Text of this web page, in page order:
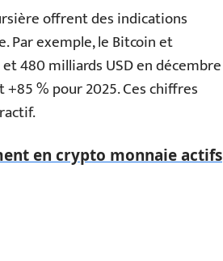
offrent des indications
Par exemple, le Bitcoin et
480 milliards USD en décembre
% pour 2025. Ces chiffres
en crypto monnaie actifs